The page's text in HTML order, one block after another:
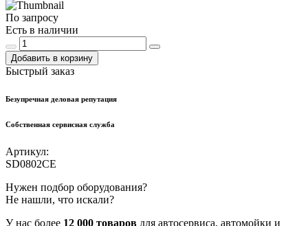
По запросу
Есть в наличии
Добавить в корзину
Быстрый заказ
Безупречная деловая репутация
Собственная сервисная служба
Артикул:
SD0802CE
Нужен подбор оборудования?
Не нашли, что искали?
У нас более 12 000 товаров для автосервиса, автомойки и